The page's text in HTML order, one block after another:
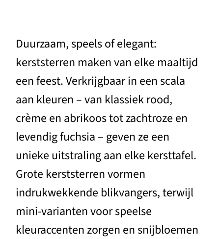
Duurzaam, speels of elegant:
kerststerren maken van elke maaltijd
een feest. Verkrijgbaar in een scala
aan kleuren – van klassiek rood,
crème en abrikoos tot zachtroze en
levendig fuchsia – geven ze een
unieke uitstraling aan elke kersttafel.
Grote kerststerren vormen
indrukwekkende blikvangers, terwijl
mini-varianten voor speelse
kleuraccenten zorgen en snijbloemen